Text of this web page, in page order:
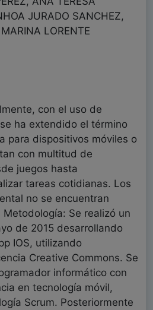
JURADO SANCHEZ,
LORENTE
con el uso de
ha extendido el término
para dispositivos móviles o
con multitud de
juegos hasta
tareas cotidianas. Los
no se encuentran
Se realizó un
de 2015 desarrollando
IOS, utilizando
Creative Commons. Se
informático con
en tecnología móvil,
Scrum. Posteriormente